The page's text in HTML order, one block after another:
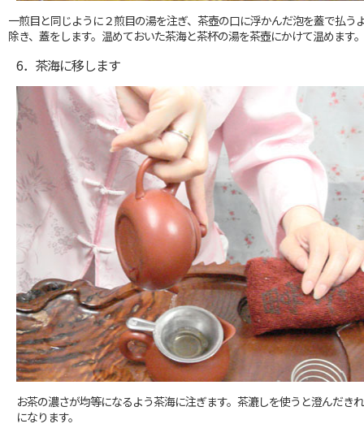
一煎目と同じように２煎目の湯を注ぎ、茶壺の口に浮かんだ泡を蓋で払う
除き、蓋をします。温めておいた茶海と茶杯の湯を茶壺にかけて温めます。
6．茶海に移します
お茶の濃さが均等になるよう茶海に注ぎます。茶漉しを使うと澄んだき
になります。